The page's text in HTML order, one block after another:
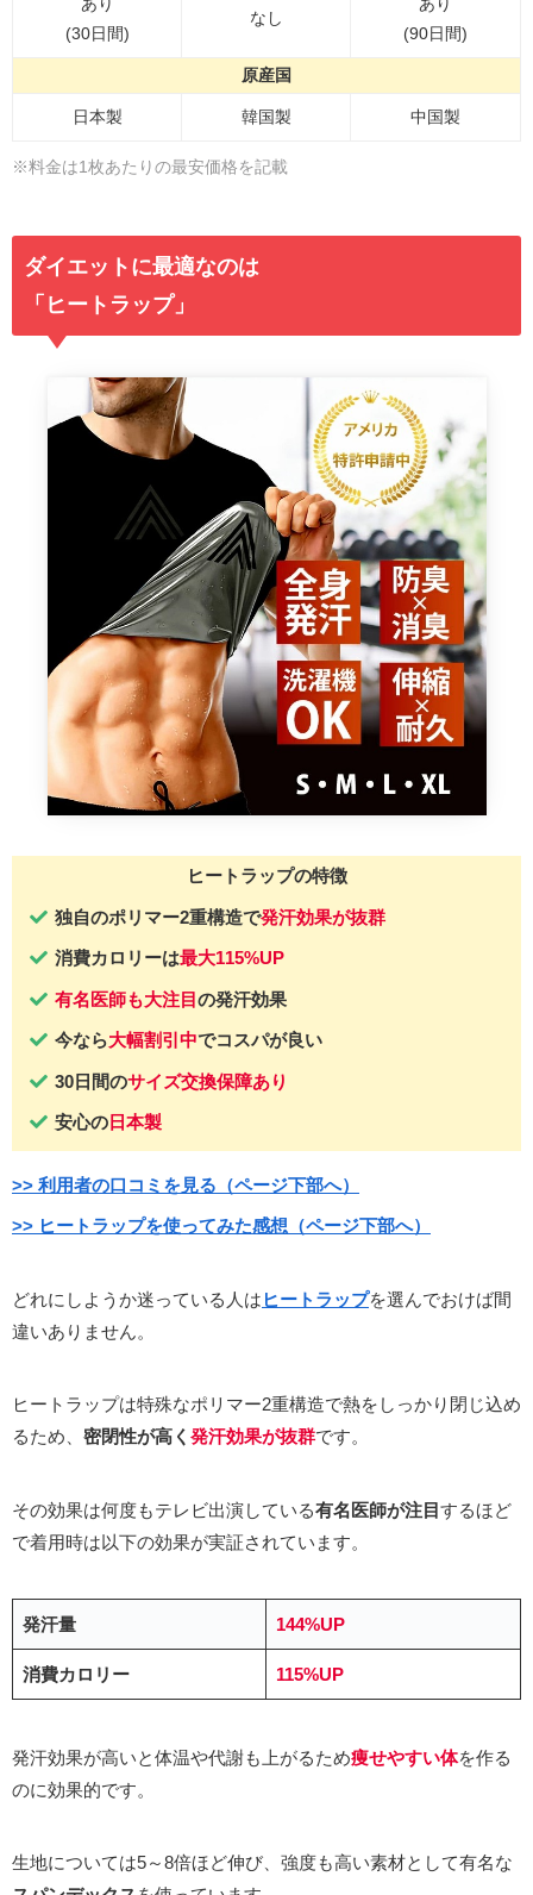
あり
(30日間)
なし
あり
(90日間)
原産国
日本製 韓国製 中国製
※料金は1枚あたりの最安価格を記載
ダイエットに最適なのは
「ヒートラップ」
ヒートラップの特徴
独自のポリマー2重構造で発汗効果が抜群
消費カロリーは最大115%UP
有名医師も大注目 の発汗効果
今なら大幅割引中でコスパが良い
30日間のサイズ交換保障あり
安心の 日本製
>> 利用者の口コミを見る（ページ下部へ）
>> ヒートラップを使ってみた感想（ページ下部へ）
どれにしようか迷っている人は ヒートラップを選んでおけば間
違いありません。
ヒートラップは特殊なポリマー2重構造で熱をしっかり閉じ込め
るため、 密閉性が高く 発汗効果が抜群です。
その効果は何度もテレビ出演している有名医師が注目 するほど
で着用時は以下の効果が実証されています。
発汗量 144%UP
消費カロリー 115%UP
発汗効果が高いと体温や代謝も上がるため痩せやすい体を作る
のに効果的です。
生地については5～8倍ほど伸び、強度も高い素材として有名な